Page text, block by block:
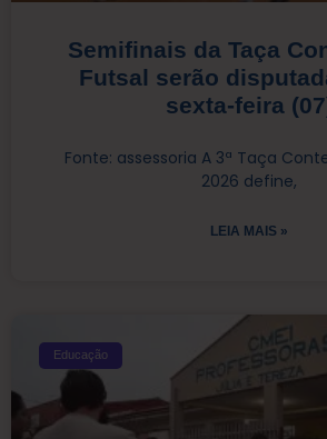
Semifinais da Taça
Futsal serão
sexta-feira
Fonte: assessoria A 3ª Taça
2026 define,
LEIA MAIS »
Educação